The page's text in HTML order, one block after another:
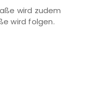
wird zudem
wird folgen.